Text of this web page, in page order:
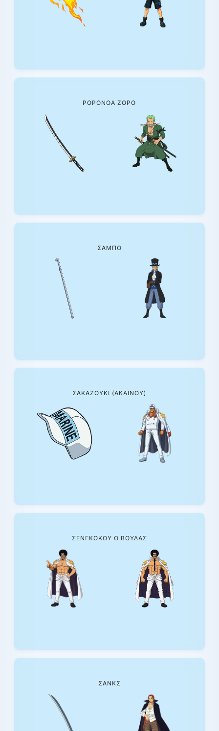
ΡΟΡΟΝΟΆ ΖΟΡΟ
ΣΑΜΠΌ
ΣΑΚΑΖΟΎΚΙ (ΑΚΑΊΝΟΥ)
ΣΈΝΓΚΟΚΟΥ Ο ΒΟΎΔΑΣ
ΣΆΝΚΣ